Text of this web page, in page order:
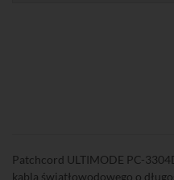
Patchcord ULTIMODE PC-
kabla światłowodowego o